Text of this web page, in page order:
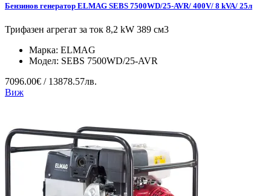
Бензинов генератор ELMAG SEBS 7500WD/25-AVR/ 400V/ 8 kVA/ 25л
Трифазен агрегат за ток 8,2 kW 389 см3
Марка: ELMAG
Модел: SEBS 7500WD/25-AVR
7096.00€ / 13878.57лв.
Виж